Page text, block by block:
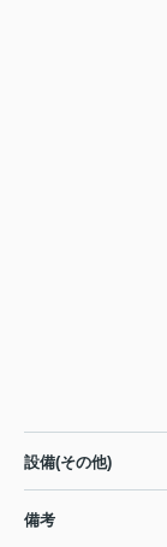
設備(その他)
備考